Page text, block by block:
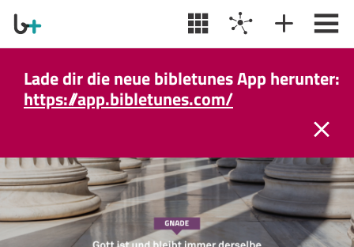
Lade dir die neue bibletunes App herunter:
https://app.bibletunes.com/